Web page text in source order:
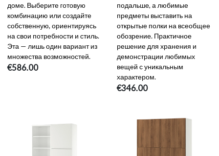
доме. Выберите готовую
комбинацию или создайте
собственную, ориентируясь
на свои потребности и стиль.
Эта — лишь один вариант из
множества возможностей.
€586.00
подальше, а любимые
предметы выставить на
открытые полки на всеобщее
обозрение. Практичное
решение для хранения и
демонстрации любимых
вещей с уникальным
характером.
€346.00